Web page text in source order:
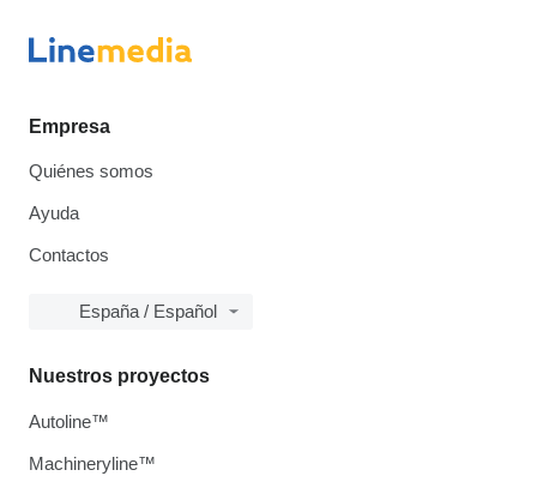
Empresa
Quiénes somos
Ayuda
Contactos
España / Español
Nuestros proyectos
Autoline™
Machineryline™